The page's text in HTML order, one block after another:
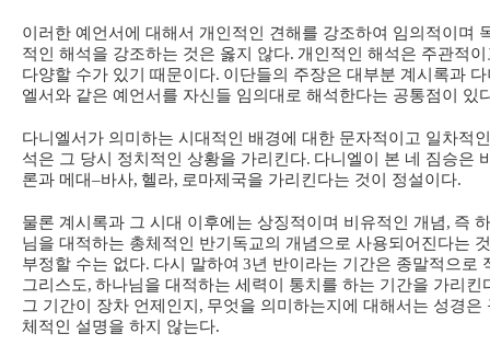
이러한 예언서에 대해서 개인적인 견해를 강조하여 임의적이며
적인 해석을 강조하는 것은 옳지 않다. 개인적인 해석은 주관적이
다양할 수가 있기 때문이다. 이단들의 주장은 대부분 계시록과 다
엘서와 같은 예언서를 자신들 임의대로 해석한다는 공통점이 있
다니엘서가 의미하는 시대적인 배경에 대한 문자적이고 일차적
석은 그 당시 정치적인 상황을 가리킨다. 다니엘이 본 네 짐승은
론과 메대–바사, 헬라, 로마제국을 가리킨다는 것이 정설이다.
물론 계시록과 그 시대 이후에는 상징적이며 비유적인 개념, 즉
님을 대적하는 총체적인 반기독교의 개념으로 사용되어진다는
부정할 수는 없다. 다시 말하여 3년 반이라는 기간은 종말적으로
그리스도, 하나님을 대적하는 세력이 통치를 하는 기간을 가리킨
그 기간이 장차 언제인지 , 무엇을 의미하는지에 대해서는 성경은
체적인 설명을 하지 않는다.